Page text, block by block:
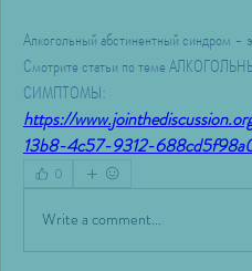
Алкогольный абстинентный синдром -
Смотрите статьи по теме
СИМПТОМЫ:
https://
13b8-4c57-9312-
0
Write a comment...